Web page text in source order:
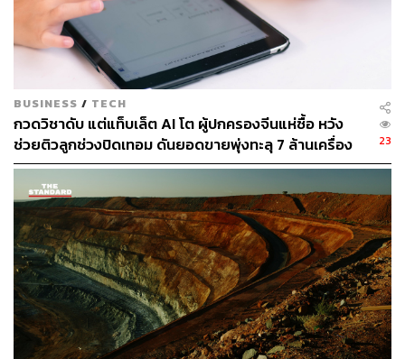
BUSINESS / TECH
กวดวิชาดับ แต่แท็บเล็ต AI โต ผู้ปกครองจีนแห่ซื้อ หวัง
ช่วยติวลูกช่วงปิดเทอม ดันยอดขายพุ่งทะลุ 7 ล้านเครื่อง
23